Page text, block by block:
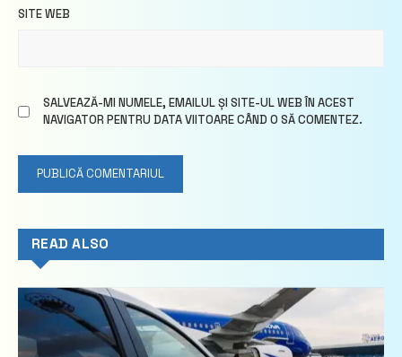
SITE WEB
SALVEAZĂ-MI NUMELE, EMAILUL ȘI SITE-UL WEB ÎN ACEST
NAVIGATOR PENTRU DATA VIITOARE CÂND O SĂ COMENTEZ.
READ ALSO